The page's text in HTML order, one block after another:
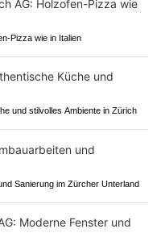
Pizza wie in Italien
und stilvolles Ambiente in Zürich
Sanierung im Zürcher Unterland